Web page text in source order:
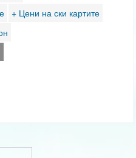
+ Цени на ски картите